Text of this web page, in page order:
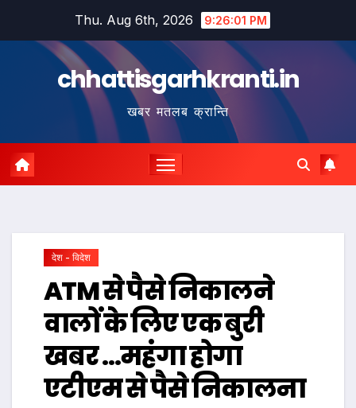
Thu. Aug 6th, 2026 9:26:02 PM
chhattisgarhkranti.in
खबर मतलब क्रान्ति
देश - विदेश
ATM से पैसे निकालने
वालों के लिए एक बुरी
खबर …महंगा होगा
एटीएम से पैसे निकालना